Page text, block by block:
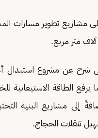
مشاريع تطوير مسارات
تنقلات الحجاج.